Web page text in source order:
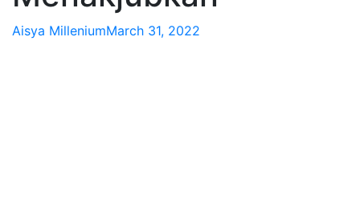
Aisya MilleniumMarch 31, 2022